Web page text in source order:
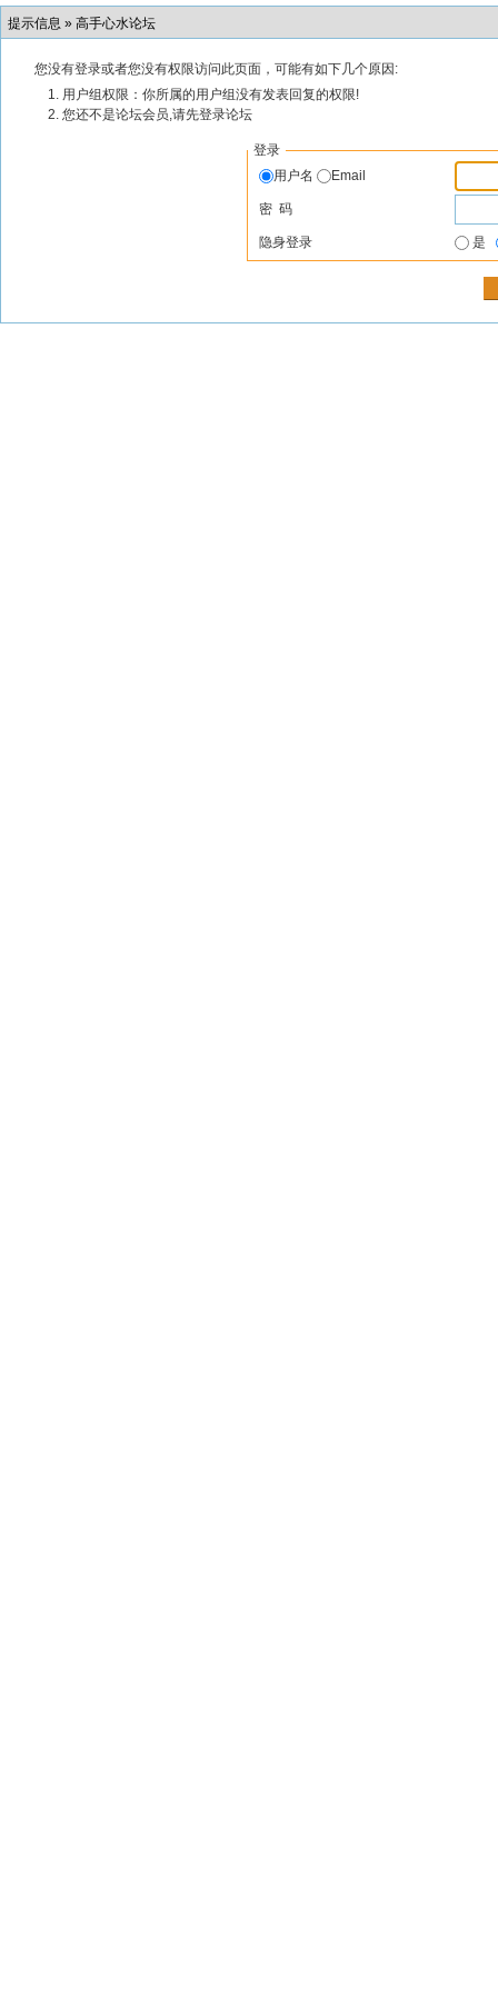
提示信息 » 高手心水论坛
您没有登录或者您没有权限访问此页面，可能有如下几个原因:
用户组权限：你所属的用户组没有发表回复的权限!
您还不是论坛会员,请先登录论坛
登录
用户名
Email
密 码
隐身登录 是